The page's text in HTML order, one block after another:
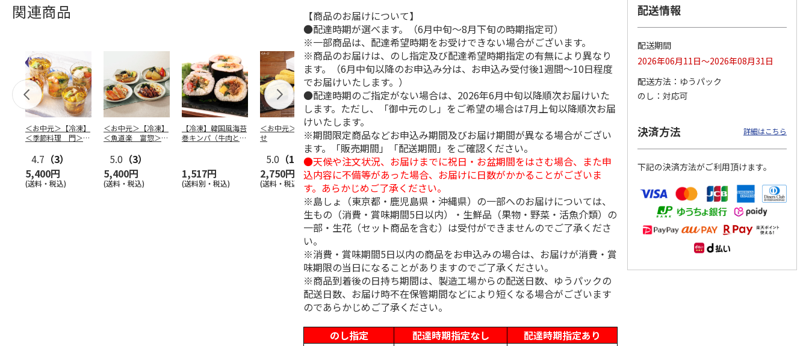
関連商品
＜お中元＞【冷凍】
＜季節料理 門＞京
4.7 （3）
5,400円
(送料・税込)
＜お中元＞【冷凍】
＜魚道楽 富惣＞レ
煮魚…
5.0 （3）
5,400円
(送料・税込)
【冷凍】韓国風海苔
巻キンパ（牛肉と野
1,517円
(送料別・税込)
＜お中元＞３種詰合
せ
5.0 （1）
2,750円
(送料・税込)
柿安本店 極松阪牛
しぐれ煮詰合せ
EM29
4,012円
(送料・税込)
焼き人気店の味比べ
セット
4,300円
(送料・税込)
おやき こやき（２
５個）
5.0（1）
3,800円
＜お中元＞【冷凍】
＜おこわ米八×人形
町今半＞黒毛和牛の
すき…
5.0（1）
4,320円
＜博多一番どり＞や
きとりセブン７種詰
合せ
4,320円
＜お中元＞＜日本の
極み＞鯖缶セット
4,650円
(送料・税込)
【商品のお届けについて】
●配達時期が選べます。（6月中旬～8月下旬の時期指定可）
※一部商品は、配達希望時期をお受けできない場合がございます。
※商品のお届けは、のし指定及び配達希望時期指定の有無により異なり
ます。（6月中旬以降のお申込み分は、お申込み受付後1週間～10日程度
でお届けいたします。）
●配達時期のご指定がない場合は、2026年6月中旬以降順次お届けいた
します。ただし、「御中元のし」をご希望の場合は7月上旬以降順次お届
けいたします。
※期間限定商品などお申込み期間及びお届け期間が異なる場合がござい
ます。「販売期間」「配送期間」をご確認ください。
●天候や注文状況、お届けまでに祝日・お盆期間をはさむ場合、また申
込内容に不備等があった場合、お届けに日数がかかることがございま
す。あらかじめご了承ください。
※島しょ（東京都・鹿児島県・沖縄県）の一部へのお届けについては、
生もの（消費・賞味期間5日以内）・生鮮品（果物・野菜・活魚介類）の
一部・生花（セット商品を含む）は受付ができませんのでご了承くださ
い。
※消費・賞味期間5日以内の商品をお申込みの場合は、お届けが消費・賞
味期限の当日になることがありますのでご了承ください。
※商品到着後の日持ち期間は、製造工場からの配送日数、ゆうパックの
配送日数、お届け時不在保管期間などにより短くなる場合がございます
のであらかじめご了承ください。
のし指定
配達時期指定なし
配達時期指定あり
配送情報
配送期間
2026年06月11日～2026年08月31日
配送方法
ゆうパック
のし
対応可
決済方法 詳細はこちら
下記の決済方法がご利用頂けます。